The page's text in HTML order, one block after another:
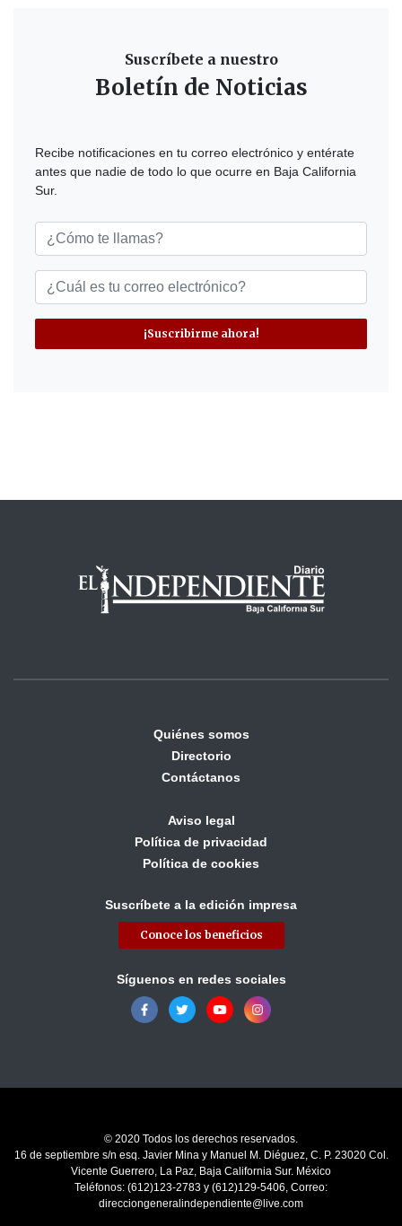
Suscríbete a nuestro
Boletín de Noticias
Recibe notificaciones en tu correo electrónico y entérate
antes que nadie de todo lo que ocurre en Baja California
Sur.
¡Suscribirme ahora!
Quiénes somos
Directorio
Contáctanos
Aviso legal
Política de privacidad
Política de cookies
Suscríbete a la edición impresa
Conoce los beneficios
Síguenos en redes sociales
© 2020 Todos los derechos reservados.
16 de septiembre s/n esq. Javier Mina y Manuel M. Diéguez, C. P. 23020 Col.
Vicente Guerrero, La Paz, Baja California Sur. México
Teléfonos: (612)123-2783 y (612)129-5406, Correo:
direcciongeneralindependiente@live.com